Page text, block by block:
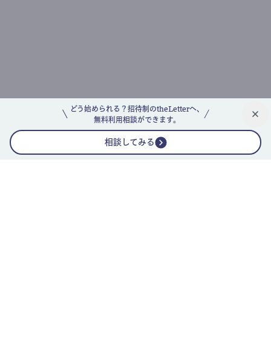
どう始められる？招待制のtheLetterへ、
無料利用相談ができます。
相談してみる